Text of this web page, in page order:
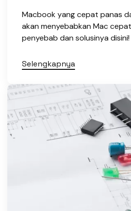
Macbook yang cepat panas
akan menyebabkan Mac
penyebab dan solusinya disini!
Selengkapnya